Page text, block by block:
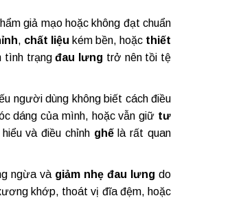
giả mạo hoặc không đạt chuẩn
, chất liệu kém bền, hoặc thiết
tình trạngđau lưng trở nên tồi tệ
người dùng không biết cách điều
dáng của mình, hoặc vẫn giữ tư
và điều chỉnh ghếlà rất quan
ngừa và giảm nhẹ đau lưng do
khớp, thoát vị đĩa đệm, hoặc